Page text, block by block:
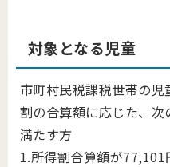
対象となる児童
市町村民税課税世帯の
割の合算額に応じた、
満たす方
1.所得割合算額が